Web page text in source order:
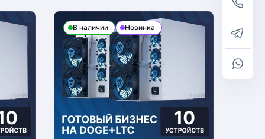
В наличии Новинка